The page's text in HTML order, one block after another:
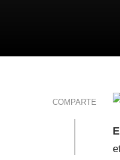
COMPARTE